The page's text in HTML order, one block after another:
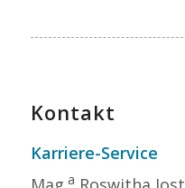
Kontakt
Karriere-Service
a